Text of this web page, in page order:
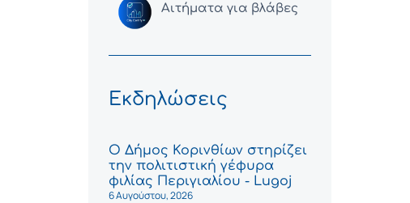
Αιτήματα για βλάβες
Εκδηλώσεις
Ο Δήμος Κορινθίων στηρίζει
την πολιτιστική γέφυρα
φιλίας Περιγιαλίου - Lugoj
6 Αυγούστου, 2026